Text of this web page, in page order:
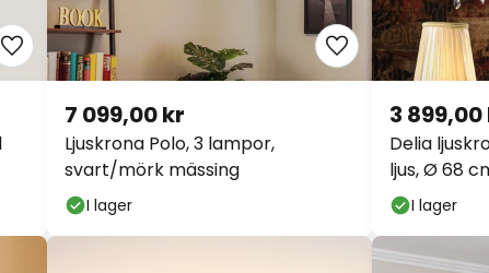
Ljuskrona Polo, 3 lampor,
svart/mörk mässing
7 099,00 kr
Delia
ljus, Ø 68 cm
3 899,00 kr